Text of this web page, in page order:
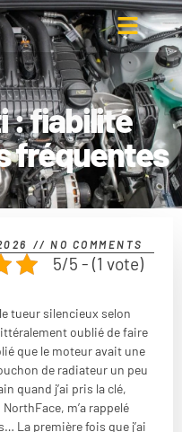
: fiabilité
fréquentes
// NO COMMENTS
5/5 - (1 vote)
tueur silencieux selon
oublié de faire
que le moteur avait une
de radiateur un peu
quand j’ai pris la clé,
m’a rappelé
La première fois que j’ai